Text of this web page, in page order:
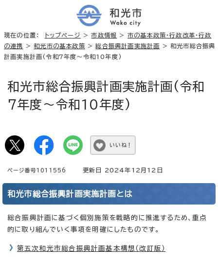
現在の位置： トップページ >市政情報 > 市の基本政策・行政改革・行政
の連携
>和光市の基本政策 >総合振興計画実施計画
> 和光市総合振興
計画実施計画(令和7年度～令和10年度)
和光市総合振興計画実施計画(令和
7年度～令和10年度)
いいね！
ページ番号1011556 更新日 2024年12月12日
和光市総合振興計画実施計画とは
総合振興計画に基づく個別施策を戦略的に推進するため、重点
的に取り組んでいく事項を明確にしたものです。
第五次和光市総合振興計画基本構想（改訂版）